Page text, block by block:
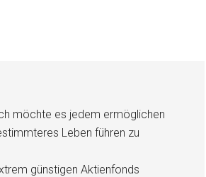
möchte es jedem ermöglichen
Leben führen zu
günstigen Aktienfonds